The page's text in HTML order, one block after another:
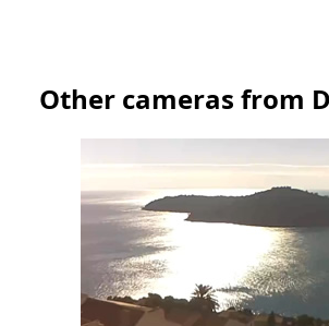
Other cameras from